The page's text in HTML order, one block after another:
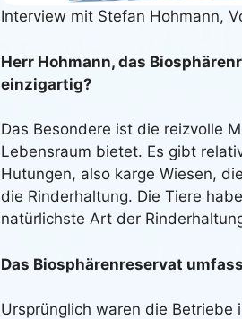
Interview mit Stefan Hohmann,
Herr Hohmann, das
einzigartig?
Das Besondere ist die reizvolle
Lebensraum bietet. Es gibt
Hutungen, also karge Wiesen,
die Rinderhaltung. Die Tiere
natürlichste Art der
Das Biosphärenreservat
Ursprünglich waren die Betriebe